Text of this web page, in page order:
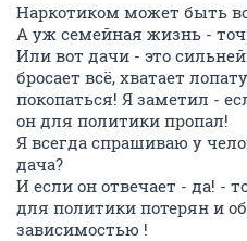
Наркотиком может быть
А уж семейная жизнь -
Или вот дачи - это
бросает всё, хватает
покопаться! Я заметил -
он для политики пропал!
Я всегда спрашиваю у
дача?
И если он отвечает - да! -
для политики потерян и
зависимостью !